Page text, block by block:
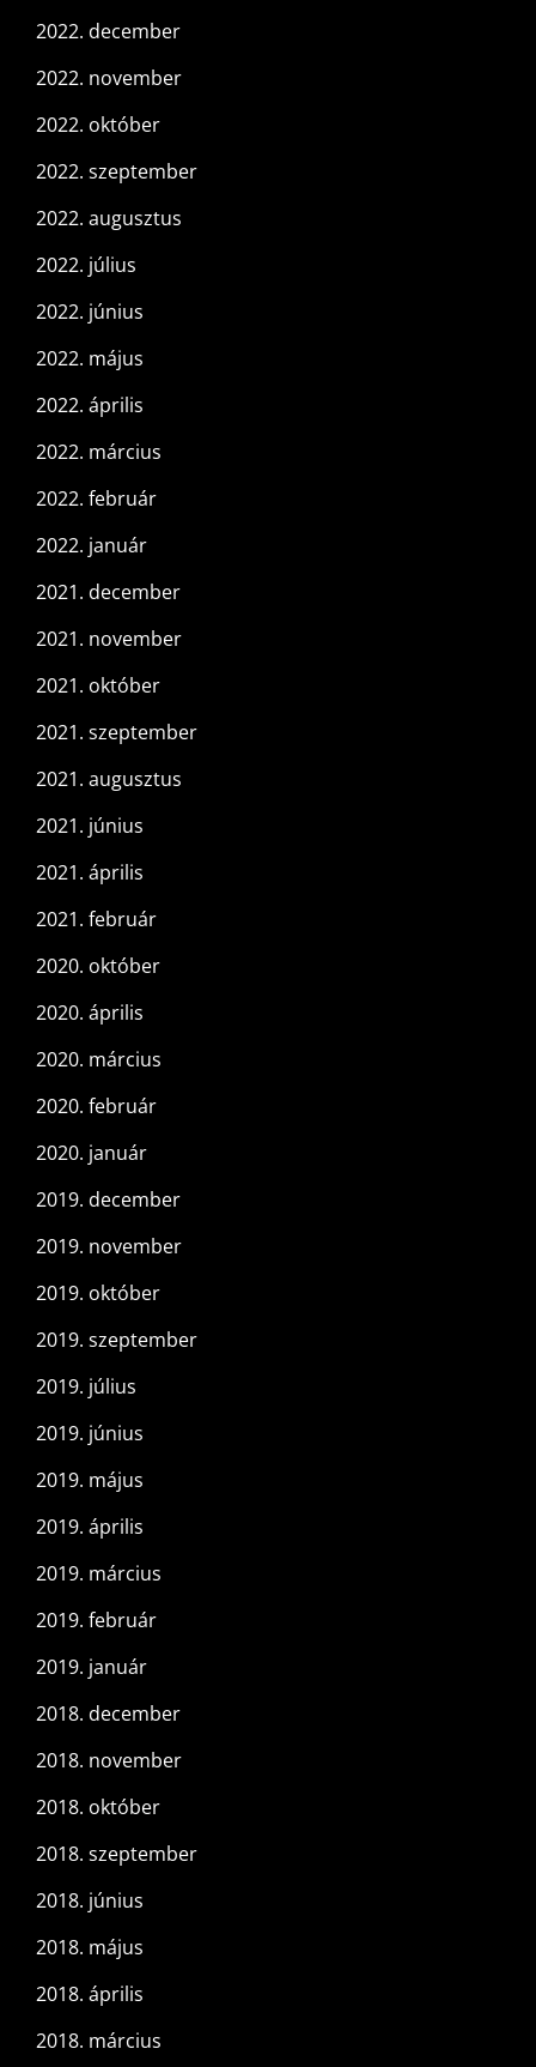
2022. december
2022. november
2022. október
2022. szeptember
2022. augusztus
2022. július
2022. június
2022. május
2022. április
2022. március
2022. február
2022. január
2021. december
2021. november
2021. október
2021. szeptember
2021. augusztus
2021. június
2021. április
2021. február
2020. október
2020. április
2020. március
2020. február
2020. január
2019. december
2019. november
2019. október
2019. szeptember
2019. július
2019. június
2019. május
2019. április
2019. március
2019. február
2019. január
2018. december
2018. november
2018. október
2018. szeptember
2018. június
2018. május
2018. április
2018. március